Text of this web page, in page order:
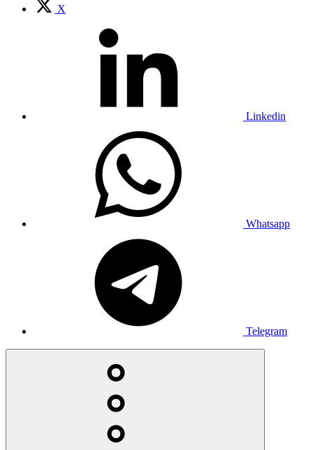
X
Linkedin
Whatsapp
Telegram